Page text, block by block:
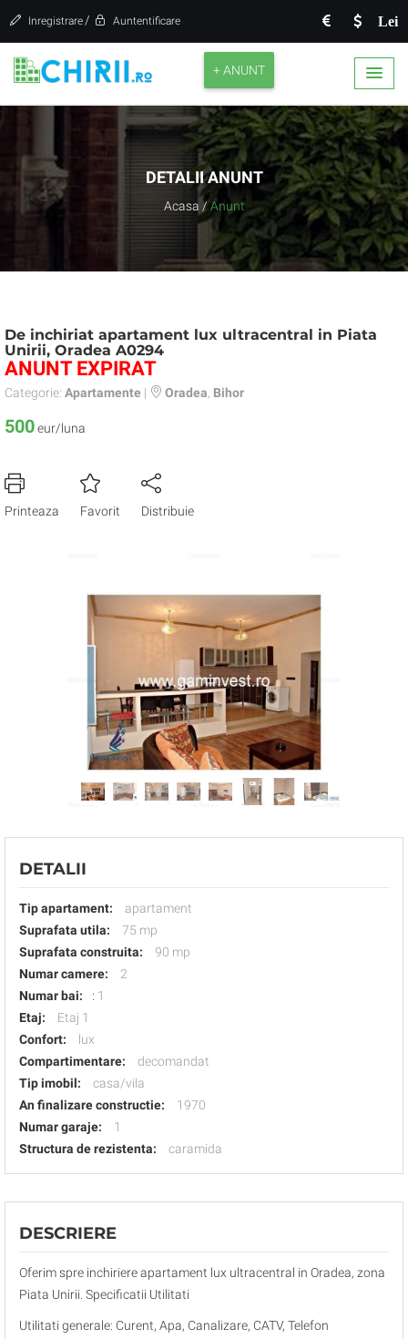
Lei
Inregistrare / Auntentificare
+ ANUNT
DETALII ANUNT
Acasa / Anunt
De inchiriat apartament lux ultracentral in Piata
Unirii, Oradea A0294
ANUNT EXPIRAT
Categorie: Apartamente | Oradea Bihor
500eur/luna
Printeaza Favorit Distribuie
DETALII
Tip apartament:
apartament
Suprafata utila:
75 mp
Suprafata construita:
90 mp
Numar camere:
2
Numar bai:
: 1
Etaj:
Etaj 1
Confort:
lux
Compartimentare:
decomandat
Tip imobil:
casa/vila
An finalizare constructie:
1970
Numar garaje:
1
Structura de rezistenta:
caramida
DESCRIERE
Oferim spre inchiriere apartament lux ultracentral in Oradea, zona
Piata Unirii. Specificatii Utilitati
Utilitati generale: Curent, Apa, Canalizare, CATV, Telefon